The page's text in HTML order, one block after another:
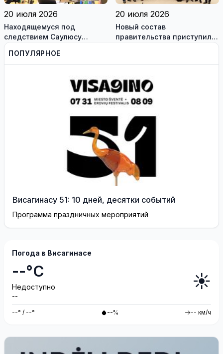
20 июля 2026
Находящемуся под
следствием Саулюсу
Сквернялису временно
разрешили выехать за
границу
20 июля 2026
Новый состав
правительства приступил к
ПОПУЛЯРНОЕ
Висагинасу 51: 10 дней, десятки событий
Программа праздничных мероприятий
Погода в Висагинасе
--°C
Недоступно
--
☀️
--° / --° --% -- км/ч